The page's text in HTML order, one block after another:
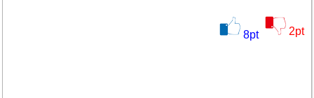
8pt 2pt